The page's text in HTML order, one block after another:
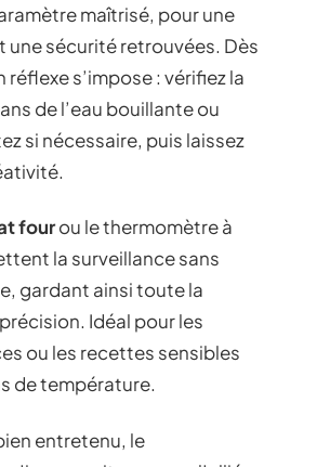
maîtrisé, pour une
une sécurité retrouvées. Dès
s’impose : vérifiez la
de l’eau bouillante ou
si nécessaire, puis laissez
fourou le thermomètre à
la surveillance sans
gardant ainsi toute la
Idéal pour les
ou les recettes sensibles
de température.
entretenu, le